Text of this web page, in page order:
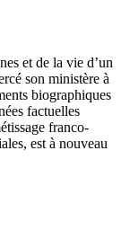
et de la vie d’un
son ministère à
biographiques
factuelles
franco-
est à nouveau